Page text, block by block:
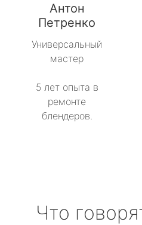
Антон
Петренко
Универсальный
мастер
5 лет опыта в
ремонте
блендеров.
Что